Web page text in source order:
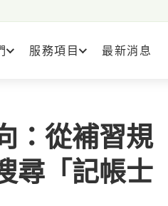
服務項目 最新消息
：從補習規
尋「記帳士